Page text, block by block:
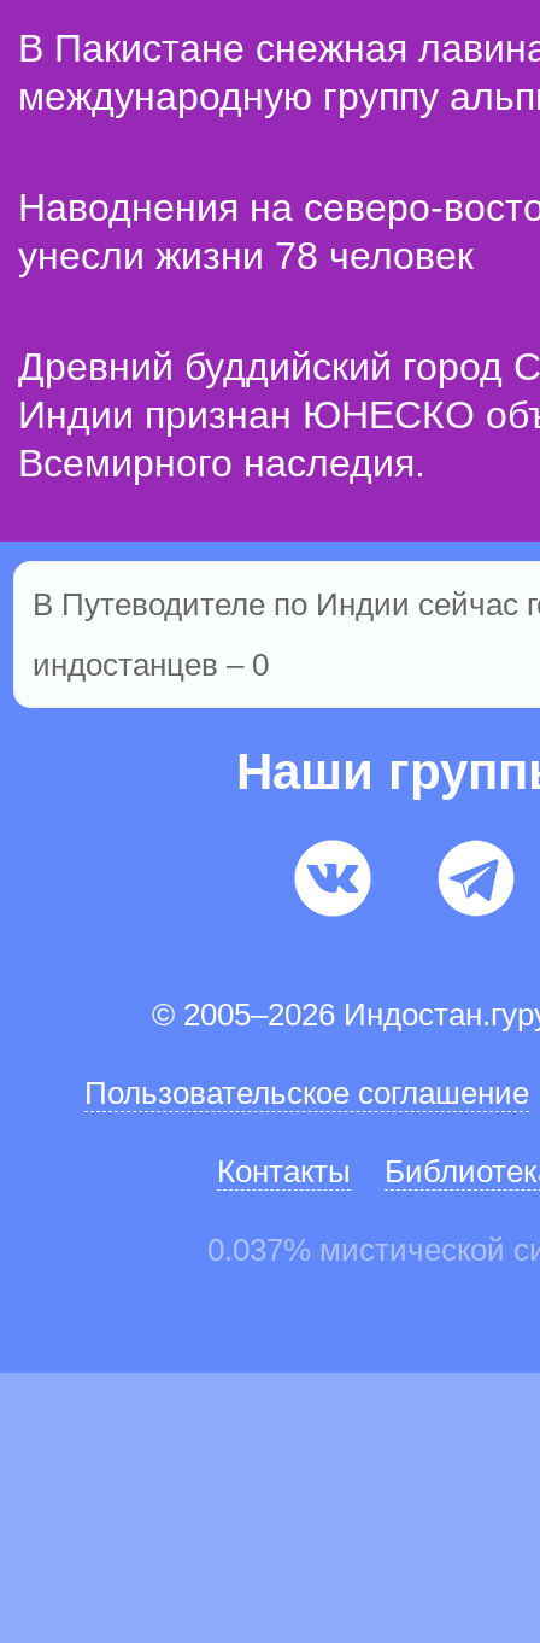
В Пакистане снежная
международную группу
Наводнения на северо-
унесли жизни 78 человек
Древний буддийский город
Индии признан ЮНЕСКО
Всемирного наследия.
В Путеводителе по Индии сейчас
индостанцев – 0
Наши
© 2005–2026
Пользовательское соглашение
Контакты
0.037% мистической